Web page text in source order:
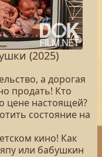
(2025)
а дорогая
продать! Кто
цене настоящей?
состояние на
кино! Как
или бабушкин